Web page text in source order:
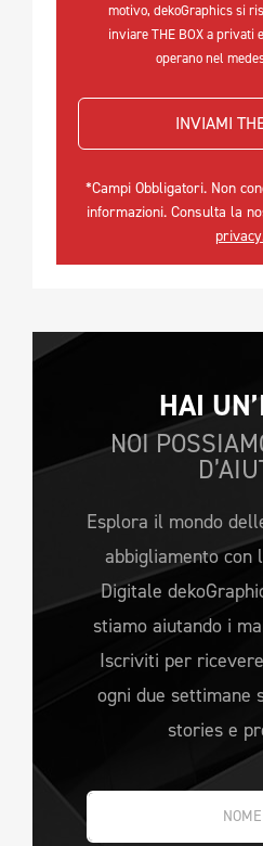
motivo, dekoGraphics si
inviare THE BOX a privati
operano nel
*Campi Obbligatori. Non
informazioni. Consulta la
HAI
NOI
Esplora il mondo
abbigliamento con
Digitale
stiamo aiutando i
Iscriviti per
ogni due settimane
stories e